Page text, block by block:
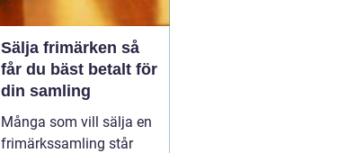
Sälja frimärken så
får du bäst betalt för
din samling
Många som vill sälja en
frimärkssamling står